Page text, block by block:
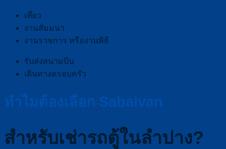
เที่ยว
งานสัมมนา
งานราชการ หรืองานพิธี
รับส่งสนามบิน
เดินทางครอบครัว
ทำไมต้องเลือก Sabaivan
สำหรับเช่ารถตู้ในลำปาง?